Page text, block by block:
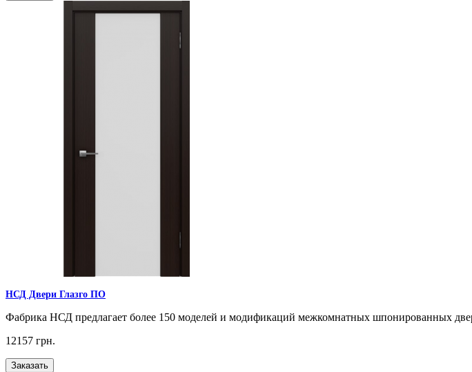
НСД Двери Глазго ПО
Фабрика НСД предлагает более 150 моделей и модификаций межкомнатных шпонированных
12157 грн.
Заказать